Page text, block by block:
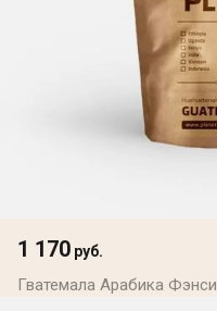
1 170 руб.
Гватемала Арабика Фэнси